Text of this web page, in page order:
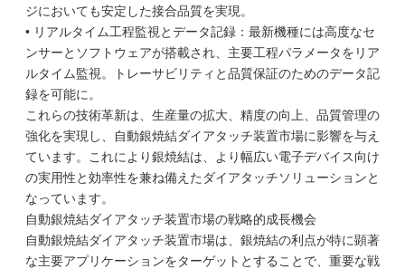
ジにおいても安定した接合品質を実現。
• リアルタイム工程監視とデータ記録：最新機種には高度なセ
ンサーとソフトウェアが搭載され、主要工程パラメータをリア
ルタイム監視。トレーサビリティと品質保証のためのデータ記
録を可能に。
これらの技術革新は、生産量の拡大、精度の向上、品質管理の
強化を実現し、自動銀焼結ダイアタッチ装置市場に影響を与え
ています。これにより銀焼結は、より幅広い電子デバイス向け
の実用性と効率性を兼ね備えたダイアタッチソリューションと
なっています。
自動銀焼結ダイアタッチ装置市場の戦略的成長機会
自動銀焼結ダイアタッチ装置市場は、銀焼結の利点が特に顕著
な主要アプリケーションをターゲットとすることで、重要な戦